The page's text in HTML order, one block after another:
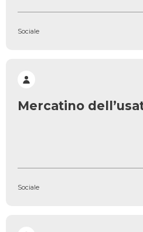
Sociale
Sociale
Mercatino